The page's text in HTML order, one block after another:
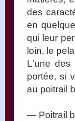
des
en
qui leur
loin, le
L'une des
portée, si
au poitrail
— Poitrail